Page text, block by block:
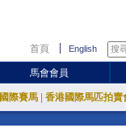
首頁 English
馬會會員
國際賽馬 香港國際馬匹拍賣